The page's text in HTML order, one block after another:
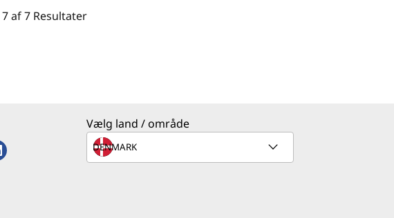
7 af 7 Resultater
Vælg land / område